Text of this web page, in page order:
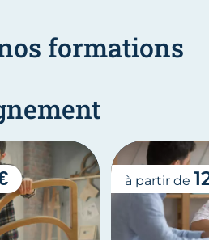
formations
à partir de